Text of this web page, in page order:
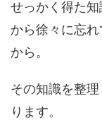
せっかく得た
から徐々に忘
から。
その知識を整
ります。